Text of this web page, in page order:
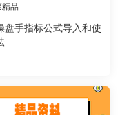
精品
盘手指标公式导入和使